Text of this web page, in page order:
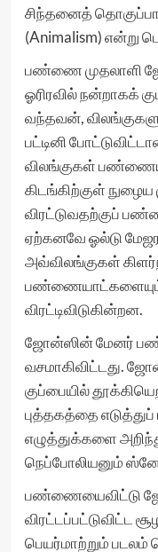
சிந்தனைத்
(Animalism) என்று
பண்ணை முதலாளி
ஓரிரவில் நன்றாகக்
வந்தவன்,
பட்டினி
விலங்குகள்
கிடங்கிற்குள்
விரட்டுவதற்குப்
ஏற்கனவே ஓல்டு
அவ்விலங்குகள்
விரட்டிவிடுகின்றன.
ஜோன்ஸின் மேனர்
வசமாகிவிட்டது.
குப்பையில்
புத்தகத்தை
எழுத்துக்களை
நெப்போலியனும்
பண்ணையைவிட்டு
விரட்டப்பட்டுவிட்ட
பெயர்மாற்றும்